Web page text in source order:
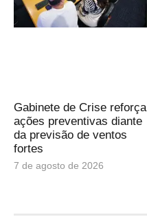
Gabinete de Crise reforça
ações preventivas diante
da previsão de ventos
fortes
7 de agosto de 2026